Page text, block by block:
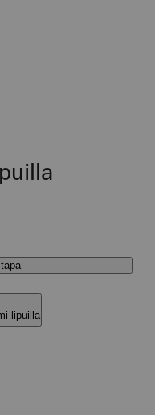
lipuilla